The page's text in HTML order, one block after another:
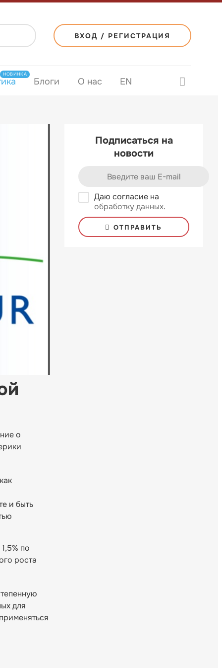
ВХОД / РЕГИСТРАЦИЯ
НОВИНКА
Блоги О нас EN
о
и быть
по
роста
для
Подписаться на
новости
Даю согласие на
обработку данных.
ОТПРАВИТЬ